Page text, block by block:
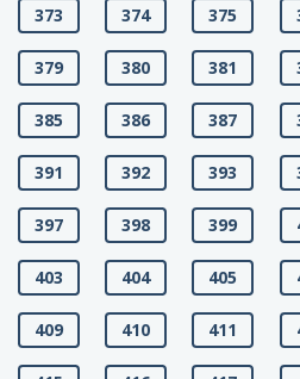
373 374 375
379 380 381
385 386 387
391 392 393
397 398 399
403 404 405
409 410 411